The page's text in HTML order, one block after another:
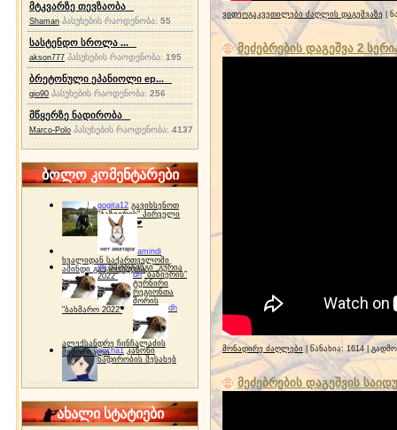
მტკვარზე თევზაობა
Shaman პასუხების რაოდენობა:55
სასტენდო სროლა ...
akson777 პასუხების რაოდენობა:195
ბრეტონული ეპანიოლი ep...
gio90 პასუხების რაოდენობა:256
მწყერზე ნადირობა
Marco-Polo პასუხების რაოდენობა:4137
ბოლო კომენტარები
gogita12 გავიხსენოთ
"ბაზიერის" პირველი
ტურნირი ❤
amindi
ხვალიდან საქართველოში
ამინდი გაუარესდება
dh სპორტინგი "გურია
2022"
dh "ბაზიერის"
ტურნირი
რეგიონთა
შორის
"ბახმარო 2022"
dh
ალექსანდრე ჩინჩალაძის
მემორიალიgocha1 კანონი
ნადირობის შესახებ
ახალი სტატიები
ვიდეოგაკვეთილები ძაღლის დაგეშვაზე |
მეძებრების დაგეშვა 2
მონადირე ძაღლები | ნანახია: 1614 |
მეძებრების დაგეშვის